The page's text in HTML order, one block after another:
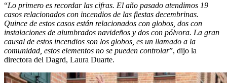
“Lo primero es recordar las cifras. El año pasado atendimos 19
casos relacionados con incendios de las fiestas decembrinas.
Quince de estos casos están relacionados con globos, dos con
instalaciones de alumbrados navideños y dos con pólvora. La gran
causal de estos incendios son los globos, es un llamado a la
comunidad, estos elementos no se pueden controlar”, dijo la
directora del Dagrd, Laura Duarte.